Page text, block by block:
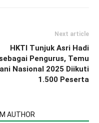
Next article
HKTI Tunjuk Asri Hadi
Pengurus, Temu
Nasional 2025 Diikuti
1.500 Peserta
AUTHOR